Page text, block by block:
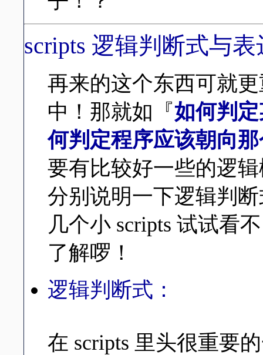
scripts 逻辑判断式与
再来的这个东西可就
中！那就如『如何判
何判定程序应该朝向
要有比较好一些的逻
分别说明一下逻辑判
几个小 scripts 试试看
了解啰！
逻辑判断式：
在 scripts 里头很重要